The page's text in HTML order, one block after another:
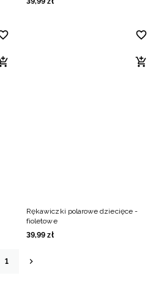
Rękawiczki polarowe dziecięce -
fioletowe
39,99 zł
1